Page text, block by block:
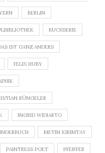
BERLIN
BUCHSERIE
IST GANZ ANDERS
FELIX HUBY
RÜNGELER
INGRID WIDIARTO
METIN KIRIMTAY
PAINTRESS POET PFEIFFER